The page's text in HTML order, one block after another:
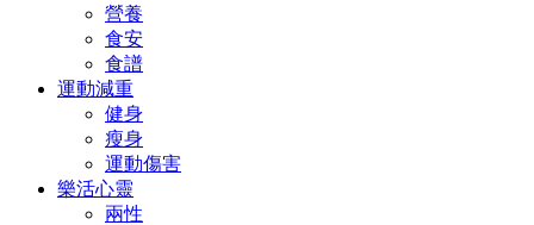
營養
食安
食譜
運動減重
健身
瘦身
運動傷害
樂活心靈
兩性